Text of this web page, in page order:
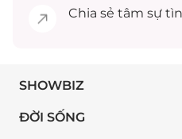
Chia sẻ tâm sự
SHOWBIZ
ĐỜI SỐNG